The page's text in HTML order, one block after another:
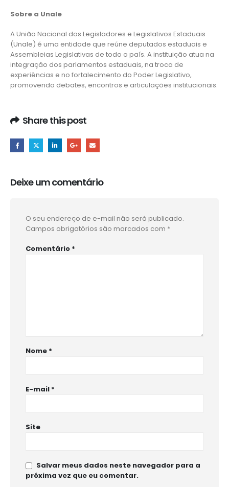
Sobre a Unale
A União Nacional dos Legisladores e Legislativos Estaduais
(Unale) é uma entidade que reúne deputados estaduais e
Assembleias Legislativas de todo o país. A instituição atua na
integração dos parlamentos estaduais, na troca de
experiências e no fortalecimento do Poder Legislativo,
promovendo debates, encontros e articulações institucionais.
Share this post
Deixe um comentário
O seu endereço de e-mail não será publicado.
Campos obrigatórios são marcados com *
Comentário *
Nome *
E-mail *
Site
Salvar meus dados neste navegador para a
próxima vez que eu comentar.